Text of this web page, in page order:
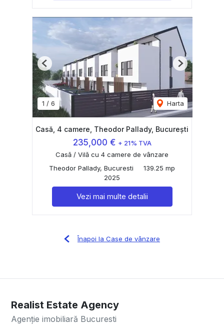
1 / 6 Harta
Previous Next
Casă, 4 camere, Theodor Pallady, București
235,000 € + 21% TVA
Casă / Vilă cu 4 camere de vânzare
Theodor Pallady, Bucuresti
139.25 mp
2025
Vezi mai multe detalii
Înapoi la Case de vânzare
Realist Estate Agency
Agenție imobiliară Bucuresti